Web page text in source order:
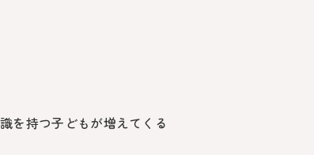
を持つ子どもが増えてくる